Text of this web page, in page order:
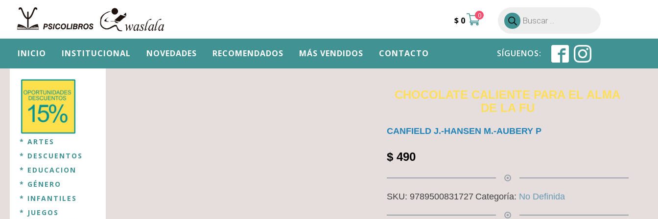
$ 0 0
Búsqueda
de
productos
INICIO INSTITUCIONAL NOVEDADES RECOMENDADOS MÁS VENDIDOS CONTACTO SÍGUENOS:
* ARTES
* DESCUENTOS
* EDUCACION
* GÉNERO
* INFANTILES
* JUEGOS
CHOCOLATE CALIENTE PARA EL ALMA
DE LA FU
CANFIELD J.-HANSEN M.-AUBERY P
$490
SKU: 9789500831727 Categoría: No Definida